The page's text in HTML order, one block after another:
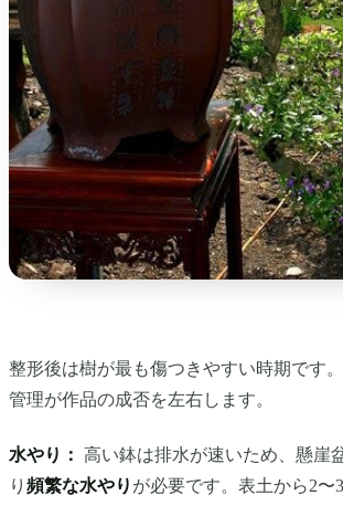
整形後は樹が最も傷つきやすい時期です
管理が作品の成否を左右します。
水やり： 高い鉢は排水が速いため、懸崖
り 頻繁な水やり が必要です。表土から2〜